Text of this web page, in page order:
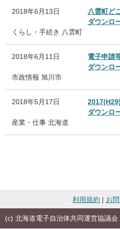
2018年6月13日
八雲町ど
ダウンロ
くらし・手続き 八雲町
2018年6月11日
電子申請
ダウンロ
市政情報 旭川市
2018年5月17日
ダウンロ
産業・仕事 北海道
利用規約 | お
(c) 北海道電子自治体共同運営協議会